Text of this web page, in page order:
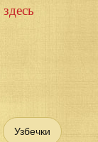
здесь
Узбечки